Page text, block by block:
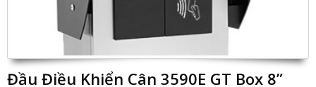
Đầu Điều Khiển Cân 3590E GT Box 8”